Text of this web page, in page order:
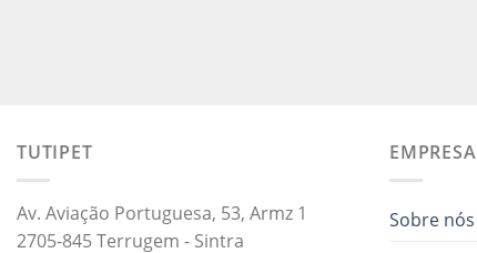
TUTIPET
Av. Aviação Portuguesa, 53, Armz 1
2705-845 Terrugem - Sintra
EMPRESA
Sobre nós